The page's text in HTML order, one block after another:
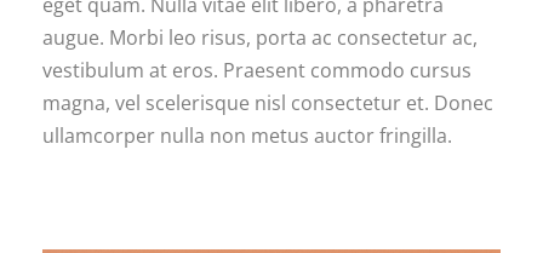
eget quam. Nulla vitae elit libero, a pharetra
augue. Morbi leo risus, porta ac consectetur ac,
vestibulum at eros. Praesent commodo cursus
magna, vel scelerisque nisl consectetur et. Donec
ullamcorper nulla non metus auctor fringilla.